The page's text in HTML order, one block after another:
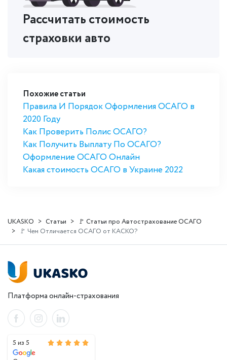
Рассчитать стоимость
страховки авто
Похожие статьи
Правила И Порядок Оформления ОСАГО в
2020 Году
Как Проверить Полис ОСАГО?
Как Получить Выплату По ОСАГО?
Оформление ОСАГО Онлайн
Какая стоимость ОСАГО в Украине 2022
UKASKO Статьи
🚩 Статьи про Автострахование ОСАГО
🚩 Чем Отличается ОСАГО от КАСКО?
Платформа онлайн-страхования
5 из 5